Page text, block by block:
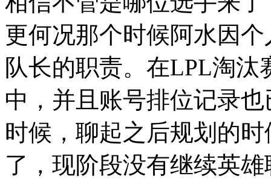
更何况那个时候阿水因
队长的职责。在LPL淘汰
中，并且账号排位记录
时候，聊起之后规划的
了，现阶段没有继续英